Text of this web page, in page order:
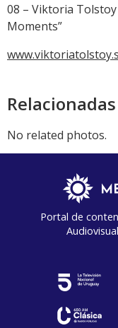
08 – Viktoria
Moments”
Relacionadas
No related photos.
Portal de